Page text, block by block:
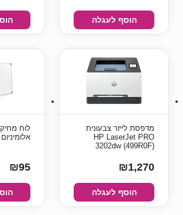
הוסף לעגלה
מדפסת לייזר צבעונית
HP LaserJet PRO
3202dw (499R0F)
₪1,270
הוסף לעגלה
לוח
אלומיניום 90×60 ס”מ
₪95